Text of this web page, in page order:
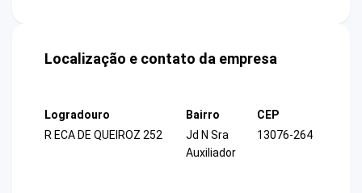
Localização e contato da empresa
Logradouro
R ECA DE QUEIROZ 252
Bairro
Jd N Sra
Auxiliador
CEP
13076-264